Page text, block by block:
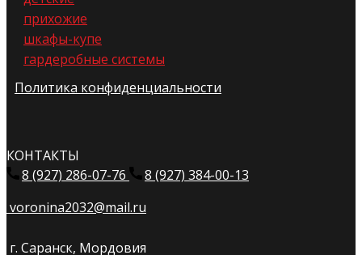
прихожие
шкафы-купе
гардеробные системы
Политика конфиденциальности
КОНТАКТЫ
8 (927) 286-07-76
8 (927) 384-00-13
voronina2032@mail.ru
г. Саранск, Мордовия